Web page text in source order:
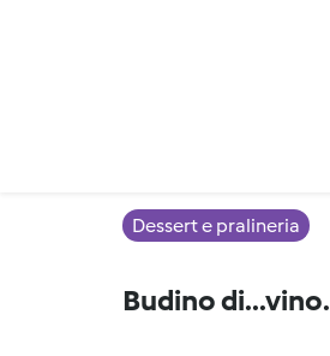
Dessert e pralineria
Budino di...vino.